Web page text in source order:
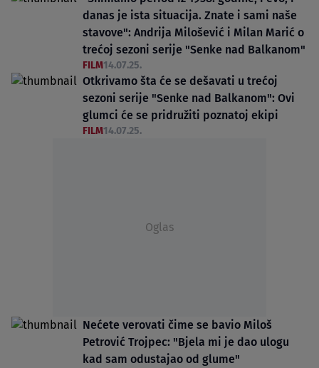
danas je ista situacija. Znate i sami naše
stavove": Andrija Milošević i Milan Marić o
trećoj sezoni serije "Senke nad Balkanom"
FILM14.07.25.
Otkrivamo šta će se dešavati u trećoj
sezoni serije "Senke nad Balkanom": Ovi
glumci će se pridružiti poznatoj ekipi
FILM14.07.25.
Oglas
Nećete verovati čime se bavio Miloš
Petrović Trojpec: "Bjela mi je dao ulogu
kad sam odustajao od glume"